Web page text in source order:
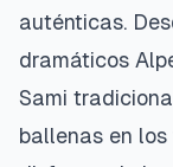
auténticas.
dramáticos
Sami
ballenas en